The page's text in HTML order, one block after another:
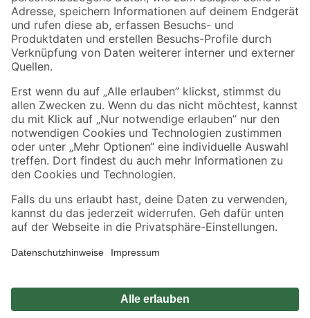
Zahlungsarten Versandarten
Sicher einkaufen
Jetzt die toom-App herunterladen
Alle Preisangaben in EUR inkl. gesetzl. MwSt.. Die dargestellten Angebote sind unter
Umständen nicht in allen Märkten verfügbar. Die angegebenen Verfügbarkeiten beziehen
Produkte nur solange der Vorrat reicht.
*Paketversand ab 59 € versandkostenfrei, gilt nicht für Artikel mit Speditionsversand, hier
Privatsphäre Impressum
Nutzungsbedingungen
Widerrufsrecht Vertrag widerrufen